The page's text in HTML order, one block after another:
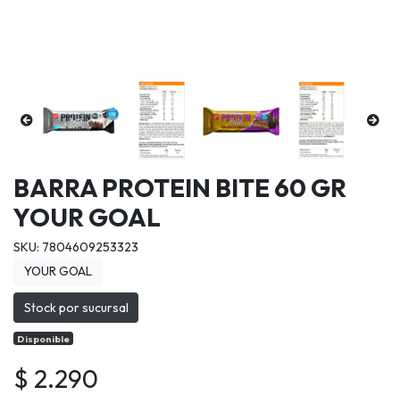
BARRA PROTEIN BITE 60 GR
YOUR GOAL
SKU: 7804609253323
YOUR GOAL
Stock por sucursal
Disponible
$ 2.290